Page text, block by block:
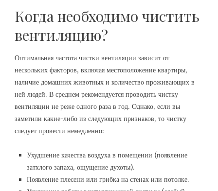
Когда необходимо чистить
вентиляцию?
Оптимальная частота чистки вентиляции зависит от
нескольких факторов, включая местоположение квартиры,
наличие домашних животных и количество проживающих в
ней людей. В среднем рекомендуется проводить чистку
вентиляции не реже одного раза в год. Однако, если вы
заметили какие-либо из следующих признаков, то чистку
следует провести немедленно:
Ухудшение качества воздуха в помещении (появление
затхлого запаха, ощущение духоты).
Появление плесени или грибка на стенах или потолке.